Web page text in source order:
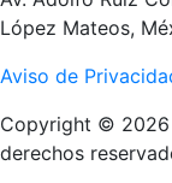
López Mateos,
Aviso de
Copyright © 2026
derechos